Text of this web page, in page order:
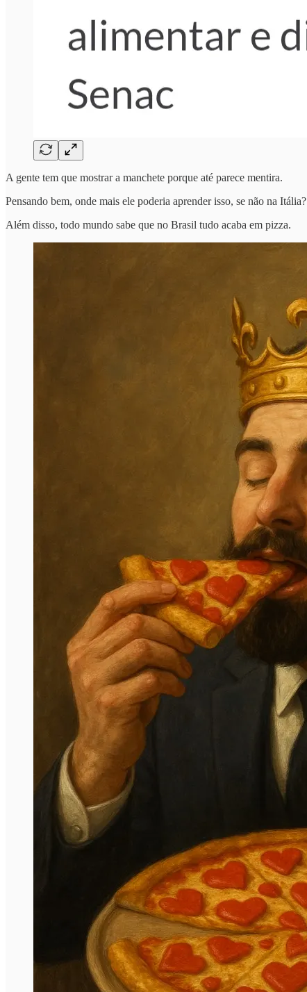
A gente tem que mostrar a manchete porque até parece mentira.
Pensando bem, onde mais ele poderia aprender isso, se não na Itália?
Além disso, todo mundo sabe que no Brasil tudo acaba em pizza.